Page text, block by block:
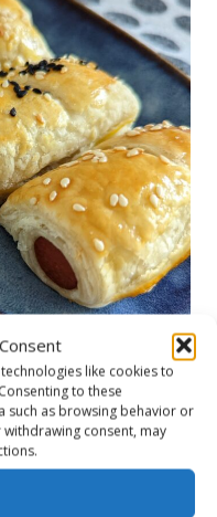
like cookies to
to these
such as browsing behavior or
consent, may
Turkse worst,